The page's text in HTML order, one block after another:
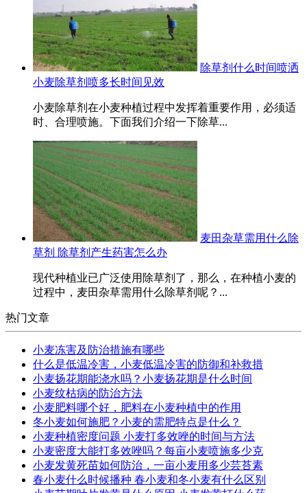
除草剂什么时间喷洒
小麦除草剂喷多长时间见效
小麦除草剂在小麦种植过程中发挥着重要作用，必须适
时、合理喷施。下面我们介绍一下除草...
麦田杂草需用什么除
草剂 除草剂产生药害怎么办
现代种植业已广泛使用除草剂了，那么，在种植小麦的
过程中，麦田杂草需用什么除草剂呢？...
热门文章
小麦冻害及防治措施有哪些
什么是低温冷害，小麦低温冷害的防御和补救措
小麦扬花期能浇水吗？小麦扬花期是什么时间
小麦纹枯病的防治方法
小麦肥料哪个好，肥料在小麦种植中的作用
冬小麦如何施肥？小麦的需肥特点是什么？
小麦种植密度问题 小麦打多效唑的时间与方法
小麦密度大能打多效唑吗？每亩小麦喷施多少克
小麦发黄死苗如何防治，一亩小麦用多少芸苔素
春小麦什么时候播种 春小麦和冬小麦有什么区别